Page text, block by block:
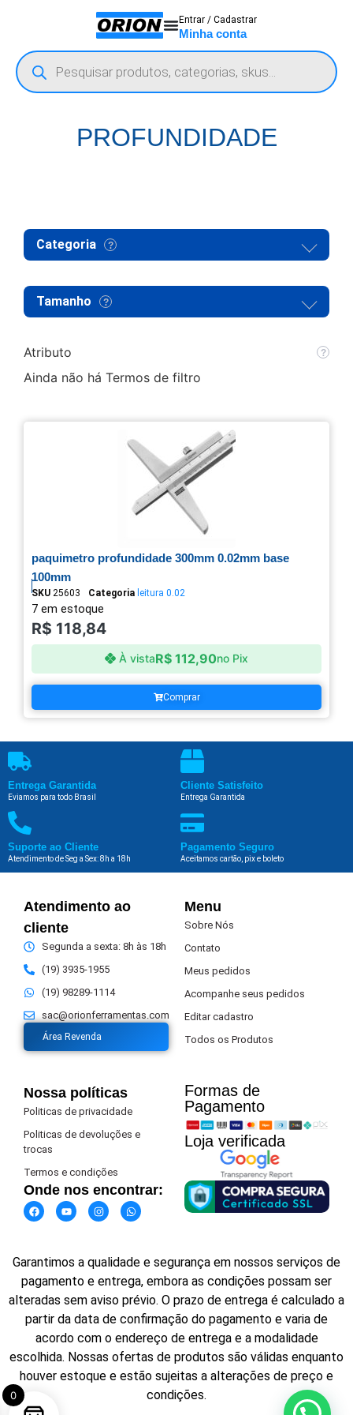
Entrar / Cadastrar
Minha conta
PROFUNDIDADE
Categoria
Tamanho
Atributo
Ainda não há Termos de filtro
paquimetro profundidade 300mm 0.02mm base
100mm
SKU 25603 Categoria leitura 0.02
7 em estoque
R$ 118,84
À vistaR$ 112,90no Pix
Comprar
Entrega Garantida
Eviamos para todo Brasil
Cliente Satisfeito
Entrega Garantida
Suporte ao Cliente
Atendimento de Seg a Sex: 8h a 18h
Pagamento Seguro
Aceitamos cartão, pix e boleto
Atendimento ao
cliente
Segunda a sexta: 8h às 18h
(19) 3935-1955
(19) 98289-1114
sac@orionferramentas.com
Área Revenda
Menu
Sobre Nós
Contato
Meus pedidos
Acompanhe seus pedidos
Editar cadastro
Todos os Produtos
Nossa políticas
Politicas de privacidade
Politicas de devoluções e
trocas
Termos e condições
Onde nos encontrar:
Formas de
Pagamento​
Loja verificada
Garantimos a qualidade e segurança em nossos serviços de
pagamento e entrega, embora as condições possam ser
alteradas sem aviso prévio. O prazo de entrega é calculado a
partir da data de confirmação do pagamento e varia de
acordo com o endereço de entrega e a modalidade
escolhida. Nossas ofertas de produtos são válidas enquanto
houver estoque e estão sujeitas a alterações de preço e
condições.
0